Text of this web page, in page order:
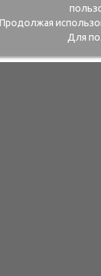
Продолжая
Для